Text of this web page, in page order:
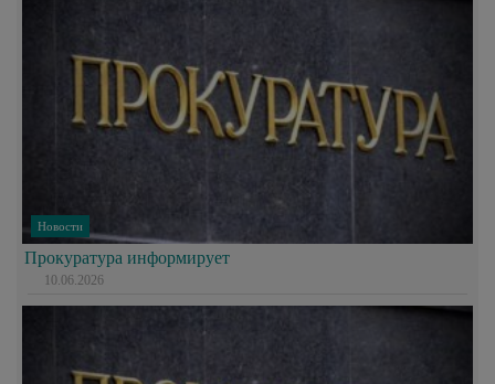
Новости
Прокуратура информирует
10.06.2026